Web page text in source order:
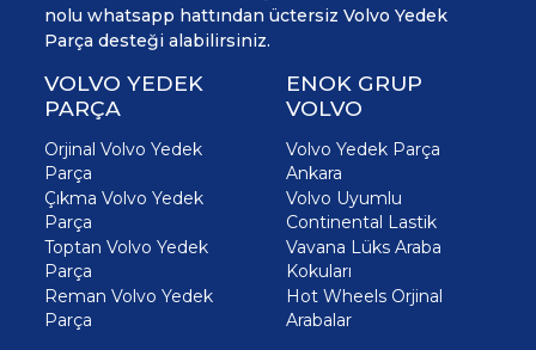
nolu whatsapp hattından üctersiz Volvo Yedek
Parça desteği alabilirsiniz.
VOLVO YEDEK
PARÇA
Orjinal Volvo Yedek
Parça
Çıkma Volvo Yedek
Parça
Toptan Volvo Yedek
Parça
Reman Volvo Yedek
Parça
ENOK GRUP
VOLVO
Volvo Yedek Parça
Ankara
Volvo Uyumlu
Continental Lastik
Vavana Lüks Araba
Kokuları
Hot Wheels Orjinal
Arabalar